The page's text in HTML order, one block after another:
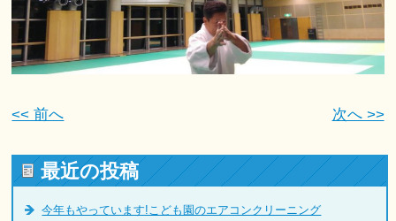
<< 前へ 次へ >>
最近の投稿
今年もやっています!こども園のエアコンクリーニング